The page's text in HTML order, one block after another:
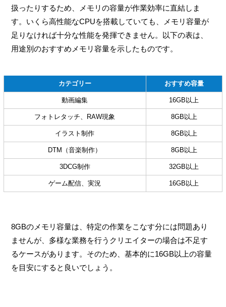
扱ったりするため、メモリの容量が作業効率に直結しま
す。いくら高性能なCPUを搭載していても、メモリ容量が
足りなければ十分な性能を発揮できません。以下の表は、
用途別のおすすめメモリ容量を示したものです。
カテゴリー おすすめ容量
動画編集 16GB以上
フォトレタッチ、RAW現象 8GB以上
イラスト制作 8GB以上
DTM（音楽制作） 8GB以上
3DCG制作 32GB以上
ゲーム配信、実況 16GB以上
8GBのメモリ容量は、特定の作業をこなす分には問題あり
ませんが、多様な業務を行うクリエイターの場合は不足す
るケースがあります。そのため、基本的に16GB以上の容量
を目安にすると良いでしょう。